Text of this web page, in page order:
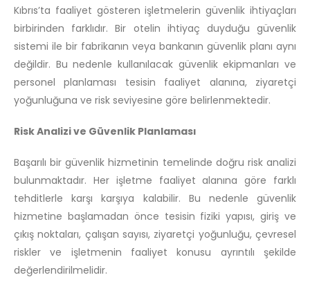
Kıbrıs’ta faaliyet gösteren işletmelerin güvenlik ihtiyaçları
birbirinden farklıdır. Bir otelin ihtiyaç duyduğu güvenlik
sistemi ile bir fabrikanın veya bankanın güvenlik planı aynı
değildir. Bu nedenle kullanılacak güvenlik ekipmanları ve
personel planlaması tesisin faaliyet alanına, ziyaretçi
yoğunluğuna ve risk seviyesine göre belirlenmektedir.
Risk Analizi ve Güvenlik Planlaması
Başarılı bir güvenlik hizmetinin temelinde doğru risk analizi
bulunmaktadır. Her işletme faaliyet alanına göre farklı
tehditlerle karşı karşıya kalabilir. Bu nedenle güvenlik
hizmetine başlamadan önce tesisin fiziki yapısı, giriş ve
çıkış noktaları, çalışan sayısı, ziyaretçi yoğunluğu, çevresel
riskler ve işletmenin faaliyet konusu ayrıntılı şekilde
değerlendirilmelidir.